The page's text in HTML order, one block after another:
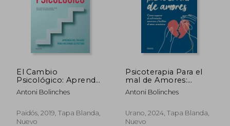
El Cambio
Psicológico: Aprenda
del Pasado Para
Mejorar su Futuro
Antoni Bolinches
Paidós, 2019, Tapa Blanda,
Nuevo
Psicoterapia Para el
mal de Amores:
Cómo Superar el
Sufrimiento Amoroso
Armónico
Antoni Bolinches
Urano, 2024, Tapa Blanda,
Nuevo